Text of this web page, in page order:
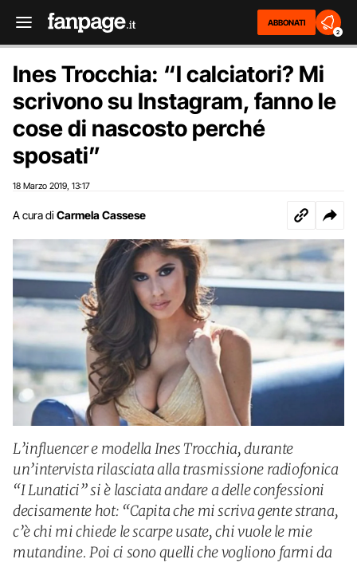
ABBONATI
2
Ines Trocchia: “I calciatori? Mi
scrivono su Instagram, fanno le
cose di nascosto perché
sposati”
18 Marzo 2019 13:17
A cura di Carmela Cassese
L’influencer e modella Ines Trocchia, durante
un’intervista rilasciata alla trasmissione radiofonica
“I Lunatici” si è lasciata andare a delle confessioni
decisamente hot: “Capita che mi scriva gente strana,
c’è chi mi chiede le scarpe usate, chi vuole le mie
mutandine. Poi ci sono quelli che vogliono farmi da